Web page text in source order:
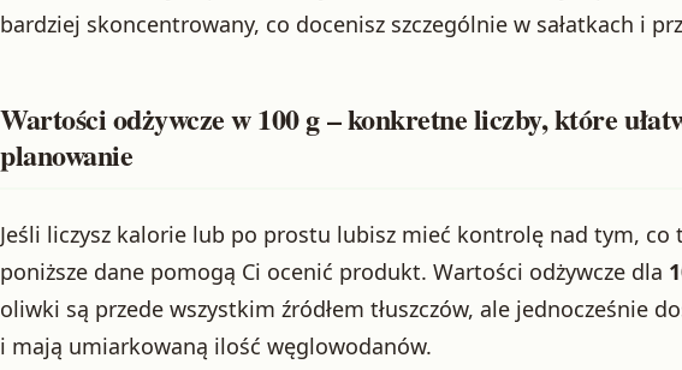
bardziej skoncentrowany, co docenisz szczególnie w sałatkach i
Wartości odżywcze w 100 g – konkretne liczby, które
planowanie
Jeśli liczysz kalorie lub po prostu lubisz mieć kontrolę nad tym, co
poniższe dane pomogą Ci ocenić produkt. Wartości odżywcze dla
oliwki są przede wszystkim źródłem tłuszczów, ale jednocześnie
i mają umiarkowaną ilość węglowodanów.